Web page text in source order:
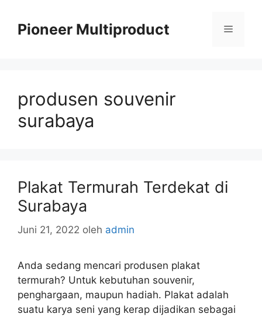
Pioneer Multiproduct Menu
produsen souvenir
surabaya
Plakat Termurah Terdekat di
Surabaya
Juni 21, 2022 oleh admin
Anda sedang mencari produsen plakat
termurah? Untuk kebutuhan souvenir,
penghargaan, maupun hadiah. Plakat adalah
suatu karya seni yang kerap dijadikan sebagai